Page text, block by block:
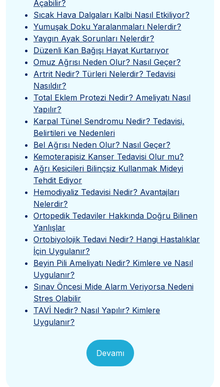
Açabilir?
Sıcak Hava Dalgaları Kalbi Nasıl Etkiliyor?
Yumuşak Doku Yaralanmaları Nelerdir?
Yaygın Ayak Sorunları Nelerdir?
Düzenli Kan Bağışı Hayat Kurtarıyor
Omuz Ağrısı Neden Olur? Nasıl Geçer?
Artrit Nedir? Türleri Nelerdir? Tedavisi
Nasıldır?
Total Eklem Protezi Nedir? Ameliyatı Nasıl
Yapılır?
Karpal Tünel Sendromu Nedir? Tedavisi,
Belirtileri ve Nedenleri
Bel Ağrısı Neden Olur? Nasıl Geçer?
Kemoterapisiz Kanser Tedavisi Olur mu?
Ağrı Kesicileri Bilinçsiz Kullanmak Mideyi
Tehdit Ediyor
Hemodiyaliz Tedavisi Nedir? Avantajları
Nelerdir?
Ortopedik Tedaviler Hakkında Doğru Bilinen
Yanlışlar
Ortobiyolojik Tedavi Nedir? Hangi Hastalıklar
İçin Uygulanır?
Beyin Pili Ameliyatı Nedir? Kimlere ve Nasıl
Uygulanır?
Sınav Öncesi Mide Alarm Veriyorsa Nedeni
Stres Olabilir
TAVİ Nedir? Nasıl Yapılır? Kimlere
Uygulanır?
Devamı